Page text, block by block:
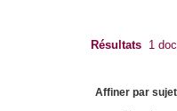
Résultats 1
Affiner par sujet